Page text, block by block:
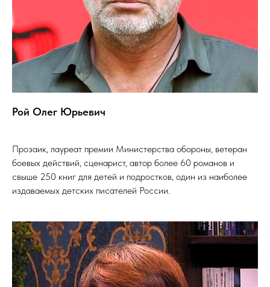
Рой Олег Юрьевич
Прозаик, лауреат премии Министерства обороны, ветеран
боевых действий, сценарист, автор более 60 романов и
свыше 250 книг для детей и подростков, один из наиболее
издаваемых детских писателей России.